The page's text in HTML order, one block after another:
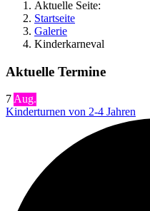
Aktuelle Seite:
Startseite
Galerie
Kinderkarneval
Aktuelle Termine
7Aug.
Kinderturnen von 2-4 Jahren